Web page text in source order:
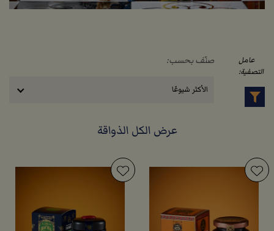
عرض الكل الذواقة
عامل
التصفية:
صنّف بحسب:
الأكثر شيوعًا